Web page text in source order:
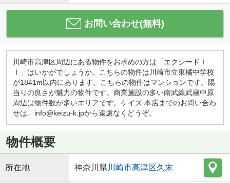
お問い合わせ(無料)
川崎市高津区周辺にある物件をお求めの方は「エクシードＩ
Ｉ」はいかがでしょうか。こちらの物件は川崎市立東橘中学校
が1841m以内にあります。こちらの物件はマンションです。陽
当りの良さが魅力の物件です。商業施設の多い南武線武蔵中原
周辺は物件数が多いエリアです。ケイズ 本店までのお問い合わ
せは、info@keizu-k.jpから遠慮なくどうぞ。
物件概要
所在地 神奈川県 川崎市高津区久末